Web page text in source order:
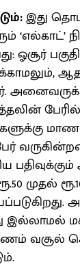
இது
‘எல்காட்’
ஓசூர்
முதல்
இல்லாமல்
வசூல்